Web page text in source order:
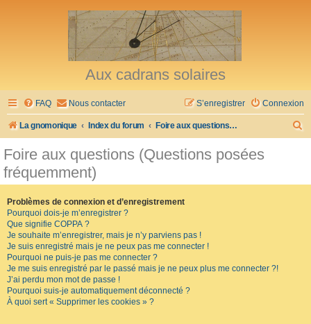
Aux cadrans solaires
FAQ Nous contacter Connexion
S’enregistrer
La gnomonique Index du forum Foire aux questions (Questions posées fréquemment)
Foire aux questions (Questions posées
fréquemment)
Problèmes de connexion et d’enregistrement
Pourquoi dois-je m’enregistrer ?
Que signifie COPPA ?
Je souhaite m’enregistrer, mais je n’y parviens pas !
Je suis enregistré mais je ne peux pas me connecter !
Pourquoi ne puis-je pas me connecter ?
Je me suis enregistré par le passé mais je ne peux plus me connecter ?!
J’ai perdu mon mot de passe !
Pourquoi suis-je automatiquement déconnecté ?
À quoi sert « Supprimer les cookies » ?